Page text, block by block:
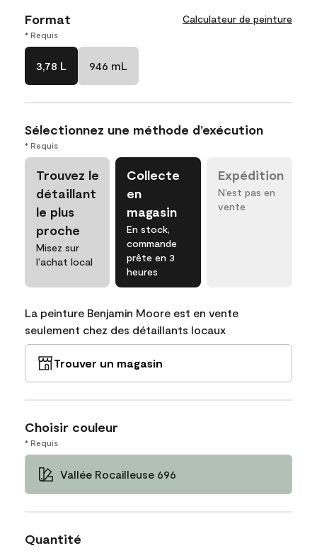
Format Calculateur de peinture
* Requis
3,78 L 946 mL
Sélectionnez une méthode d’exécution
* Requis
Trouvez le
détaillant
le plus
proche
Misez sur
l’achat local
Collecte
en
magasin
En stock,
commande
prête en 3
heures
Expédition
N’est pas en
vente
La peinture Benjamin Moore est en vente
seulement chez des détaillants locaux
Trouver un magasin
Choisir couleur
* Requis
Vallée Rocailleuse 696
Quantité